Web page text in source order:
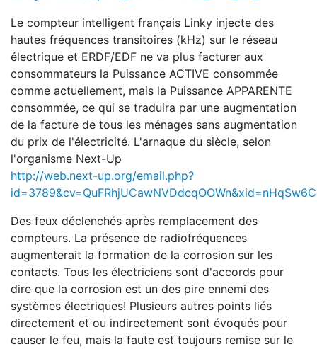
Le compteur intelligent français Linky injecte des
hautes fréquences transitoires (kHz) sur le réseau
électrique et ERDF/EDF ne va plus facturer aux
consommateurs la Puissance ACTIVE consommée
comme actuellement, mais la Puissance APPARENTE
consommée, ce qui se traduira par une augmentation
de la facture de tous les ménages sans augmentation
du prix de l'électricité. L'arnaque du siècle, selon
l'organisme Next-Up
http://web.next-up.org/email.php?
Des feux déclenchés après remplacement des
compteurs. La présence de radiofréquences
augmenterait la formation de la corrosion sur les
contacts. Tous les électriciens sont d'accords pour
dire que la corrosion est un des pire ennemi des
systèmes électriques! Plusieurs autres points liés
directement et ou indirectement sont évoqués pour
causer le feu, mais la faute est toujours remise sur le